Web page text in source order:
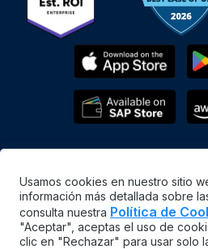
Usamos cookies en nuestro sitio
información más detallada sobre
consulta nuestra Política de
"Aceptar", aceptas el uso de
clic en "Rechazar" para usar solo